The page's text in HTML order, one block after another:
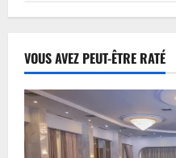
VOUS AVEZ PEUT-ÊTRE RATÉ